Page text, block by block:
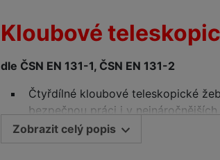
Kloubové
dle ČSN EN 131-1, ČSN EN 131-2
Čtyřdílné kloubové teleskopické
bezpečnou práci i v
podmínkách
Snadné teleskopické vysouvání
Zobrazit celý popis